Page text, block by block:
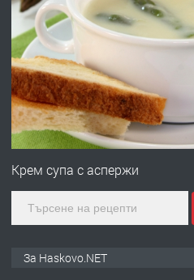
ПРЕДЛАГА Под НАЕМ
ПРЕДЛАГА
Нов
Крем супа с аспержи
За Haskovo.NET